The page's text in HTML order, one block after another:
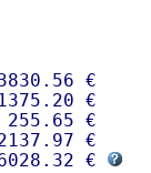
€
€
€
€
€